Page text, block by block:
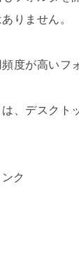
りません。
度が高いフ
は、デスクト
ク